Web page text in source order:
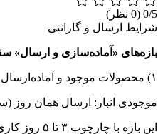
0/5 (0 نظر)
شرایط ارسال و گارانتی
بازه‌های «آماده‌سازی و ارسال»
۱) محصولات موجود و آماده‌ارسال (غیر سفارشی‌ساز):
موجودی انبار: ارسال همان روز
این بازه با چارچوب ۳ تا ۵ روز کاری «ترب» برای اقلام غیرسفارشی‌ساز هم‌خوان است (ارسال ما معمولاً زودتر انجام می‌شود).